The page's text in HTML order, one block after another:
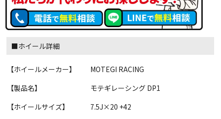
■ホイール詳細
【ホイールメーカー】
MOTEGI RACING
【製品名】
モテギレーシング DP1
【ホイールサイズ】
7.5J×20 +42